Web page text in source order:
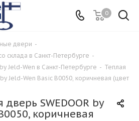
0
двери -
склада в Санкт-Петербурге -
Jeld-Wen в Санкт-Петербурге - Теплая
Jeld-Wen Basic B0050, коричневая (цвет
SWEDOOR by
коричневая